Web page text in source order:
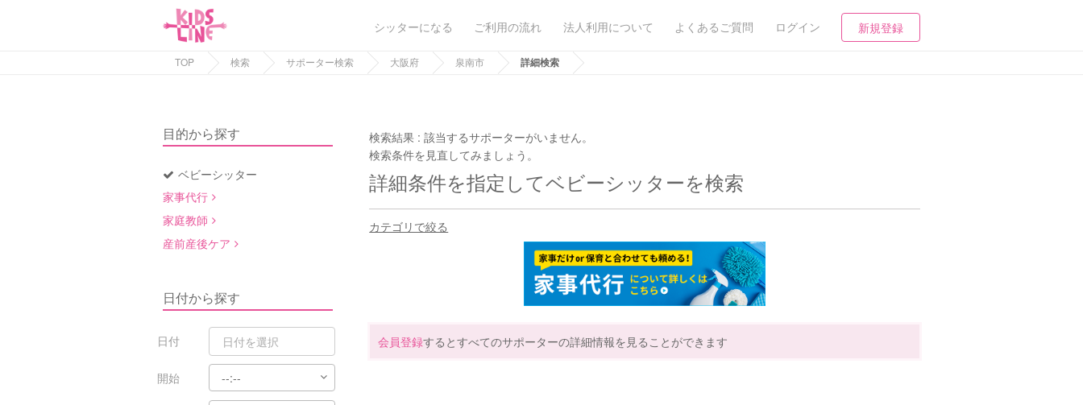
シッターになる ご利用の流れ 法人利用について よくあるご質問 ログイン 新規登録
TOP 検索 サポーター検索 大阪府 泉南市 詳細検索
目的から探す
ベビーシッター
家事代行
家庭教師
産前産後ケア
日付から探す
日付
開始
検索結果 :該当するサポーターがいません。
検索条件を見直してみましょう。
詳細条件を指定してベビーシッターを検索
カテゴリで絞る
会員登録するとすべてのサポーターの詳細情報を見ることができます